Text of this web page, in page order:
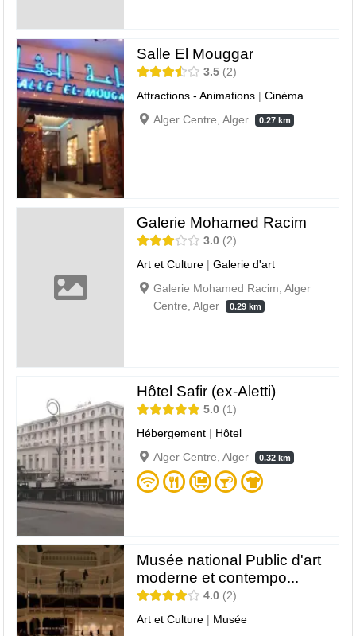
Salle El Mouggar
3.5 2
Attractions - Animations |Cinéma
Alger Centre, Alger
0.27 km
Galerie Mohamed Racim
3.0 2
Art et Culture |Galerie d'art
Galerie Mohamed Racim, Alger
Centre, Alger
0.29 km
Hôtel Safir (ex-Aletti)
5.0
1
Hébergement | Hôtel
Alger Centre, Alger
0.32 km
Musée national Public d'art
moderne et contempo...
4.0 2
Art et Culture | Musée